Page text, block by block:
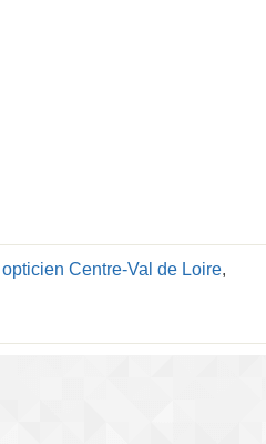
opticien Centre-Val de Loire,